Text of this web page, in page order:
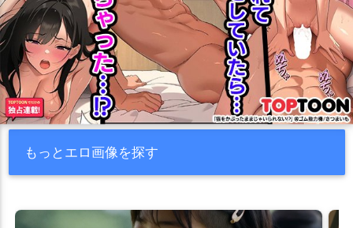
もっとエロ画像を探す